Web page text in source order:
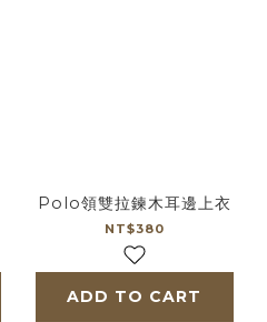
Polo領雙拉鍊木耳邊上衣
NT$380
ADD TO CART